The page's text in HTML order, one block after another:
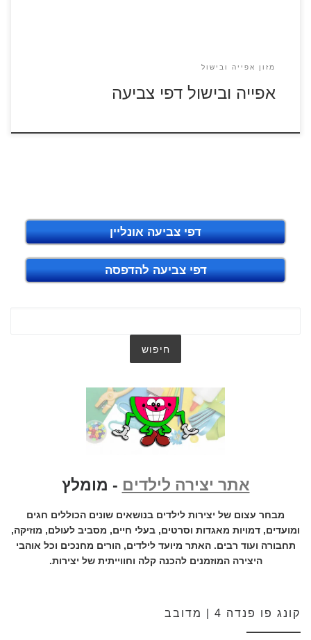
מזון אפייה ובישול
אפייה ובישול דפי צביעה
דפי צביעה אונליין
דפי צביעה להדפסה
אתר יצירה לילדים - מומלץ
מבחר עצום של יצירות לילדים בנושאים שונים הכוללים חגים
ומועדים, דמויות מאגדות וסרטים, בעלי חיים, מסביב לעולם, מוזיקה,
תחבורה ועוד רבים. האתר מיועד לילדים, הורים מחנכים וכל אוהבי
היצירה המוזמנים להכנה קלה וחווייתית של יצירות.
קונג פו פנדה 4 | מדובב